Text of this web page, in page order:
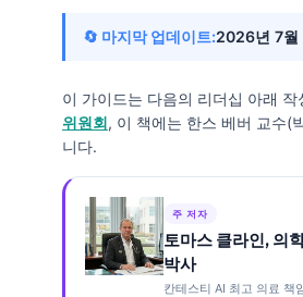
🔄 마지막 업데이트:2026년 7월
이 가이드는 다음의 리더십 아래 작
위원회, 이 책에는 한스 베버 교수(
니다.
주 저자
토마스 클라인, 의
박사
칸테스티 AI 최고 의료 책